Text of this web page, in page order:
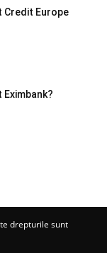
Credit Europe
drepturile sunt